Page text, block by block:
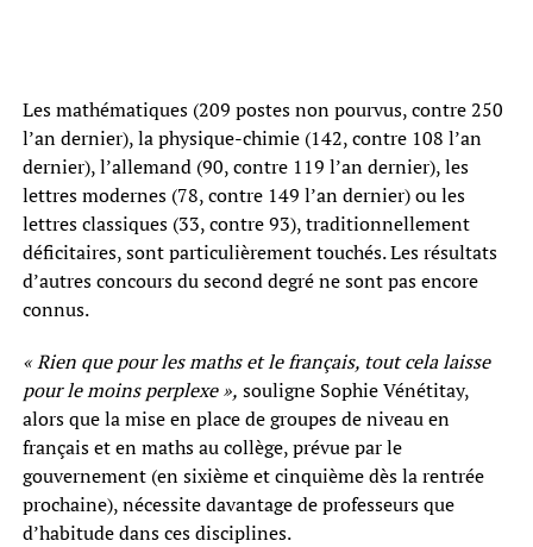
Les mathématiques (209 postes non pourvus, contre 250
l’an dernier), la physique-chimie (142, contre 108 l’an
dernier), l’allemand (90, contre 119 l’an dernier), les
lettres modernes (78, contre 149 l’an dernier) ou les
lettres classiques (33, contre 93), traditionnellement
déficitaires, sont particulièrement touchés. Les résultats
d’autres concours du second degré ne sont pas encore
connus.
« Rien que pour les maths et le français, tout cela laisse
pour le moins perplexe », souligne Sophie Vénétitay,
alors que la mise en place de groupes de niveau en
français et en maths au collège, prévue par le
gouvernement (en sixième et cinquième dès la rentrée
prochaine), nécessite davantage de professeurs que
d’habitude dans ces disciplines.